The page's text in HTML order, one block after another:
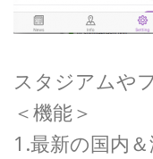
スタジアムや
＜機能＞
1.最新の国内